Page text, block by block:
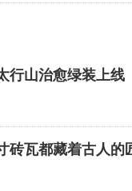
行山治愈绿装上线
砖瓦都藏着古人的